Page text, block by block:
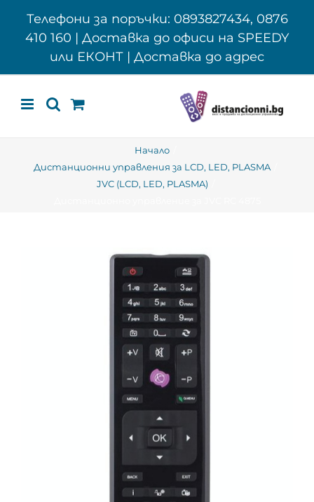
Телефони за поръчки: 0893827434, 0876
410 160 | Доставка до офиси на SPEEDY
или ЕКОНТ | Доставка до адрес
Начало
Дистанционни управления за LCD, LED, PLASMA
JVC (LCD, LED, PLASMA)